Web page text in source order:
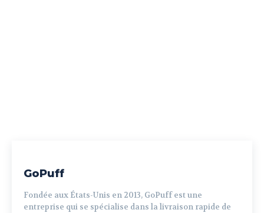
GoPuff
Fondée aux États-Unis en 2013, GoPuff est une
entreprise qui se spécialise dans la livraison rapide de